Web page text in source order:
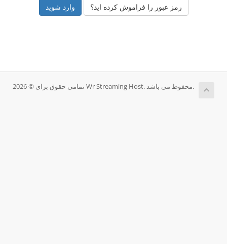
رمز عبور را فراموش کرده اید؟
تمامی حقوق برای © 2026 Wr Streaming Host. محفوط می باشد.